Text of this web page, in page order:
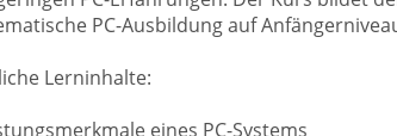
PC-Ausbildung auf
Lerninhalte:
eines PC-Systems